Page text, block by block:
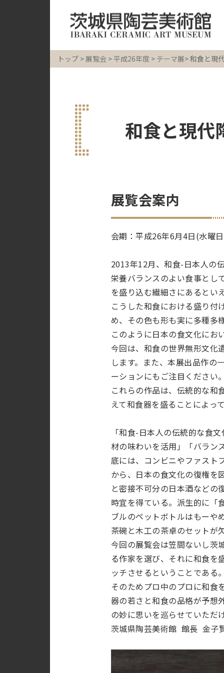
トップ >展覧会 >平成26年度 > テーマ展> 和食と現
和食と現代
展覧会案内
会期：平成26年6月4日(水曜
2013年12月、和食-日本人の
栄養バランスのよい食事とし
を盛り込む繊細さにあるとい
こうした和食における盛り付
め、その色も形も実に多種多
このように日本の食文化にお
今回は、和食の世界無形文化
します。また、本展出品作の
ーションにもご注目ください
これらの作品は、伝統的な和
えて和食器を盛ることによっ
「和食-日本人の伝統的な食
材の味わいを活用」「バラン
底には、コンビニやファスト
から、日本の食文化の復権を
と密接不可分の日本酒などの
時宜を得ている。派生的に「
ブルのペットボトルはもーや
茶碗と木工の茶卓のセットが
今回の展覧会は笠間ないし茨
る作家を選び、それに和食を
ッチさせるということである
そのためプロ中のプロに和食
器の若さと和食の品格が予想
の妙に思いを巡らせていただ
茨城県陶芸美術館 館長 金子